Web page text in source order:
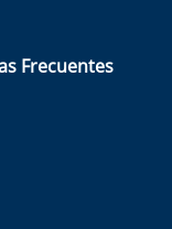
Frecuentes